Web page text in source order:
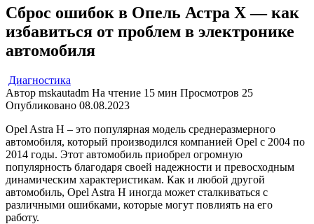
Сброс ошибок в Опель Астра Х — как
избавиться от проблем в электронике
автомобиля
Диагностика
Автор mskautadm На чтение 15 мин Просмотров 25
Опубликовано 08.08.2023
Opel Astra H – это популярная модель среднеразмерного
автомобиля, который производился компанией Opel с 2004 по
2014 годы. Этот автомобиль приобрел огромную
популярность благодаря своей надежности и превосходным
динамическим характеристикам. Как и любой другой
автомобиль, Opel Astra H иногда может сталкиваться с
различными ошибками, которые могут повлиять на его
работу.